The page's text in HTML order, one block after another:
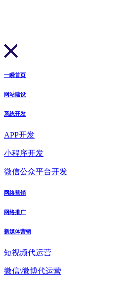
一瞬首页
网站建设
系统开发
APP开发
小程序开发
微信公众平台开发
网络营销
网络推广
新媒体营销
短视频代运营
微信\微博代运营